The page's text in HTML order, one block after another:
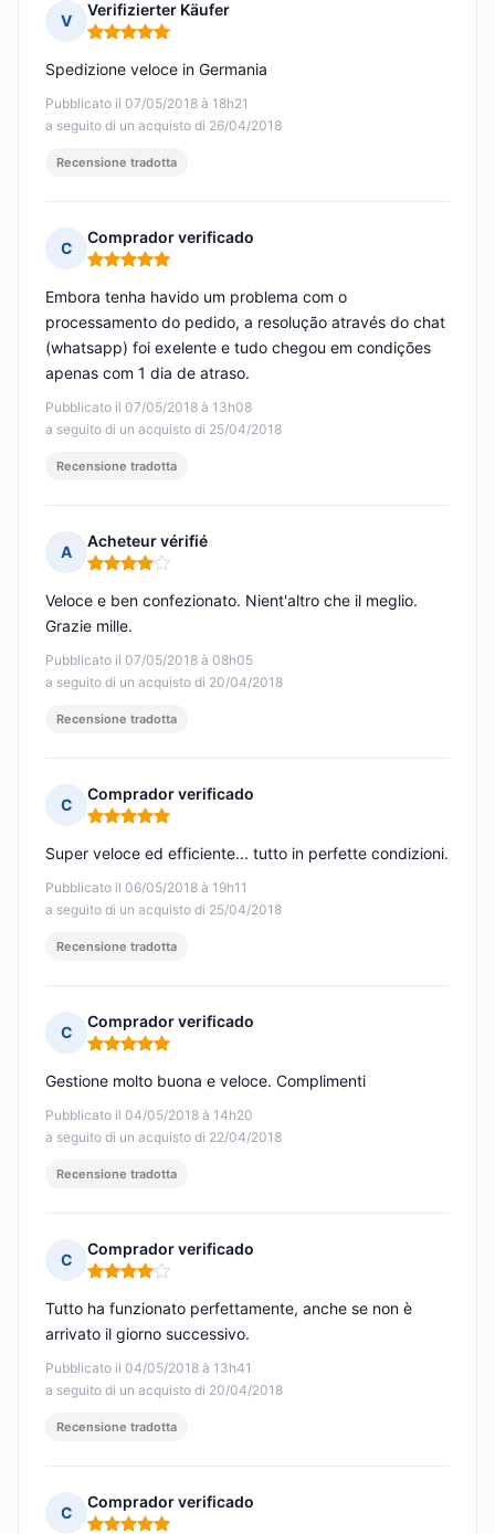
V
Verifizierter Käufer
Nota: 5 su 5
Pubblicato il 07/05/2018 à 18h21
a seguito di un acquisto di 26/04/2018
Spedizione veloce in Germania
Recensione tradotta
C
Comprador verificado
Nota: 5 su 5
Pubblicato il 07/05/2018 à 13h08
a seguito di un acquisto di 25/04/2018
Embora tenha havido um problema com o
processamento do pedido, a resolução através do chat
(whatsapp) foi exelente e tudo chegou em condições
apenas com 1 dia de atraso.
Recensione tradotta
A
Acheteur vérifié
Nota: 4 su 5
Pubblicato il 07/05/2018 à 08h05
a seguito di un acquisto di 20/04/2018
Veloce e ben confezionato. Nient'altro che il meglio.
Grazie mille.
Recensione tradotta
C
Comprador verificado
Nota: 5 su 5
Pubblicato il 06/05/2018 à 19h11
a seguito di un acquisto di 25/04/2018
Super veloce ed efficiente... tutto in perfette condizioni.
Recensione tradotta
C
Comprador verificado
Nota: 5 su 5
Pubblicato il 04/05/2018 à 14h20
a seguito di un acquisto di 22/04/2018
Gestione molto buona e veloce. Complimenti
Recensione tradotta
C
Comprador verificado
Nota: 4 su 5
Pubblicato il 04/05/2018 à 13h41
a seguito di un acquisto di 20/04/2018
Tutto ha funzionato perfettamente, anche se non è
arrivato il giorno successivo.
Recensione tradotta
C
Comprador verificado